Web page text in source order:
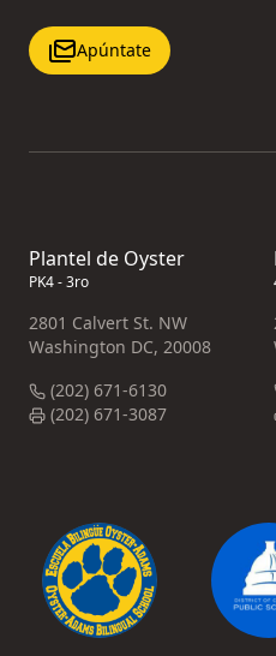
Apúntate
Plantel de Oyster
PK4 - 3ro
2801 Calvert St. NW
Washington DC, 20008
(202) 671-6130
(202) 671-3087